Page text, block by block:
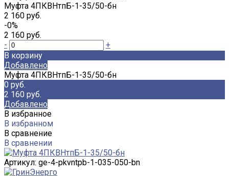
Муфта 4ПКВНтпБ-1-35/50-бн
2 160 руб.
-0%
2 160 руб.
-
+
В корзину
Добавлено
Муфта 4ПКВНтпБ-1-35/50-бн
0 руб.
2 160 руб.
Добавлено
В избранное
В избранном
В сравнение
В сравнении
Артикул: ge-4-pkvntpb-1-035-050-bn